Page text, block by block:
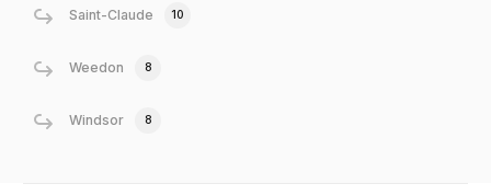
Saint-Claude 10
Weedon 8
Windsor 8